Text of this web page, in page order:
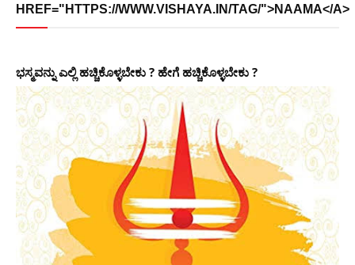
HREF="HTTPS://WWW.VISHAYA.IN/TAG/">NAAMA</A>
ಭಸ್ಮವನ್ನು ಎಲ್ಲಿ ಹಚ್ಚಿಕೊಳ್ಳಬೇಕು ? ಹೇಗೆ ಹಚ್ಚಿಕೊಳ್ಳಬೇಕು ?